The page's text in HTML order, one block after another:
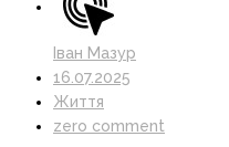
Іван Мазур
16.07.2025
Життя
zero comment